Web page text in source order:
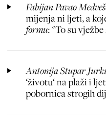
Fabijan Pavao
mijenja ni ljeti, a
formu: "To su
Antonija Stupar
‘životu‘ na plaži i
pobornica strogih